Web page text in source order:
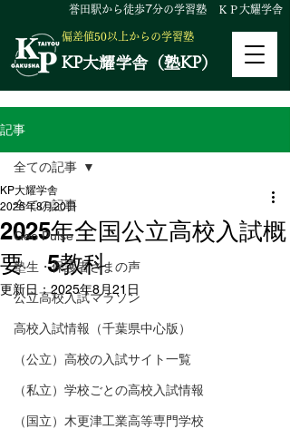
誉田駅から徒歩7分の学習塾 ＫＰ大耀学舎
偏差値50以上からの学習塾
KP大耀学舎（塾KP）
記事
全ての記事
Geo Pulse
塾生・保護者さまの声
公立高校入試マラソン
高校入試情報（千葉県中心版）
（公立）高校の入試サイト一覧
（私立）学校ごとの高校入試情報
（国立）木更津工業高等専門学校
全ての記事
2025年全国公立高校入試概
要 5教科
KP大耀学舎
2025年8月20日
更新日：2025年8月21日